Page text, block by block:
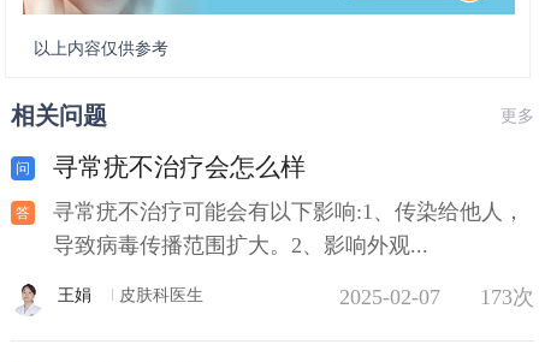
以上内容仅供参考
相关问题 更多
寻常疣不治疗会怎么样
寻常疣不治疗可能会有以下影响:1、传染给他人，
导致病毒传播范围扩大。2、影响外观...
王娟 皮肤科医生 2025-02-07 173次